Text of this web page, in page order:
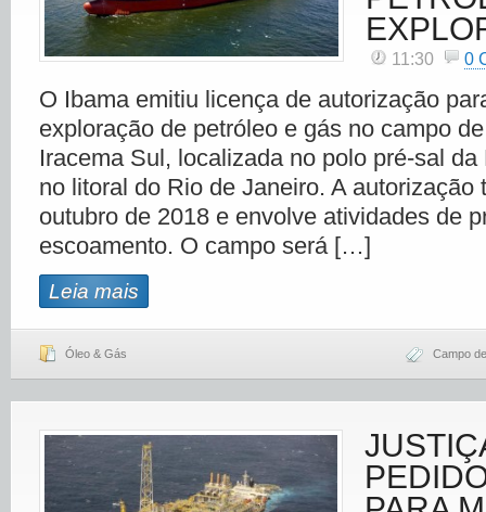
11:30 0
O Ibama emitiu licença de autorização
exploração de petróleo e gás no campo
Iracema Sul, localizada no polo pré-sal
no litoral do Rio de Janeiro. A autorização
outubro de 2018 e envolve atividades de
escoamento. O campo será […]
Leia mais
Óleo & Gás Campo